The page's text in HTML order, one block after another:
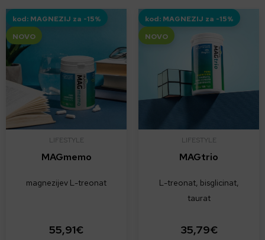
kod: MAGNEZIJ za -15%
NOVO
LIFESTYLE
MAGmemo
magnezijev L-treonat
55,91€
kod: MAGNEZIJ za -15%
NOVO
LIFESTYLE
MAGtrio
L-treonat, bisglicinat,
taurat
35,79€